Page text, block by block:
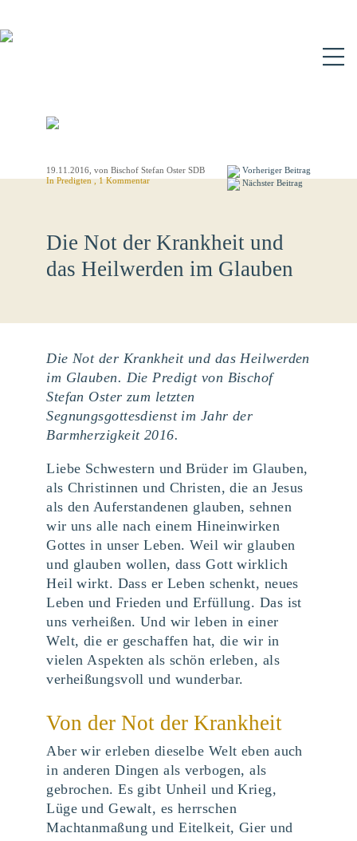
19.11.2016 , von Bischof Stefan Oster SDB
InPredigten, 1 Kommentar
Vorheriger Beitrag
Nächster Beitrag
Die Not der Krankheit und
das Heilwerden im Glauben
Die Not der Krankheit und das Heilwerden
im Glauben. Die Predigt von Bischof
Stefan Oster zum letzten
Segnungsgottesdienst im Jahr der
Barmherzigkeit 2016.
Liebe Schwestern und Brüder im Glauben,
als Christinnen und Christen, die an Jesus
als den Auferstandenen glauben, sehnen
wir uns alle nach einem Hineinwirken
Gottes in unser Leben. Weil wir glauben
und glauben wollen, dass Gott wirklich
Heil wirkt. Dass er Leben schenkt, neues
Leben und Frieden und Erfüllung. Das ist
uns verheißen. Und wir leben in einer
Welt, die er geschaffen hat, die wir in
vielen Aspekten als schön erleben, als
verheißungsvoll und wunderbar.
Von der Not der Krankheit
Aber wir erleben dieselbe Welt eben auch
in anderen Dingen als verbogen, als
gebrochen. Es gibt Unheil und Krieg,
Lüge und Gewalt, es herrschen
Machtanmaßung und Eitelkeit, Gier und